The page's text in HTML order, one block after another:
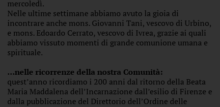
mercoledì.
Nelle ultime settimane abbiamo avuto la gioia di
incontrare anche mons. Giovanni Tani, vescovo di Urbino,
e mons. Edoardo Cerrato, vescovo di Ivrea, grazie ai quali
abbiamo vissuto momenti di grande comunione umana e
spirituale.
…nelle ricorrenze della nostra Comunità:
quest’anno ricordiamo i 200 anni dal ritorno della Beata
Maria Maddalena dell’Incarnazione dall’esilio di Firenze e
dalla pubblicazione del Direttorio dell’Ordine delle